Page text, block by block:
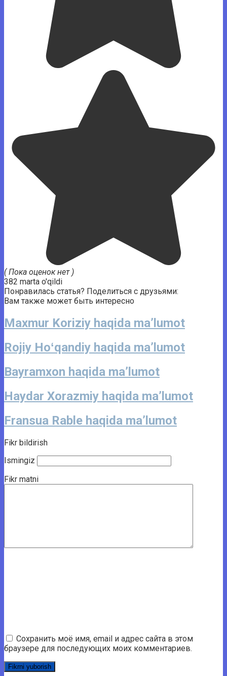
( Пока оценок нет )
382 marta o'qildi
Понравилась статья? Поделиться с друзьями:
Вам также может быть интересно
Maxmur Koriziy haqida ma’lumot
Rojiy Hoʻqandiy haqida ma’lumot
Bayramxon haqida ma’lumot
Haydar Xorazmiy haqida ma’lumot
Fransua Rable haqida ma’lumot
Fikr bildirish
Ismingiz
Fikr matni
Сохранить моё имя, email и адрес сайта в этом
браузере для последующих моих комментариев.